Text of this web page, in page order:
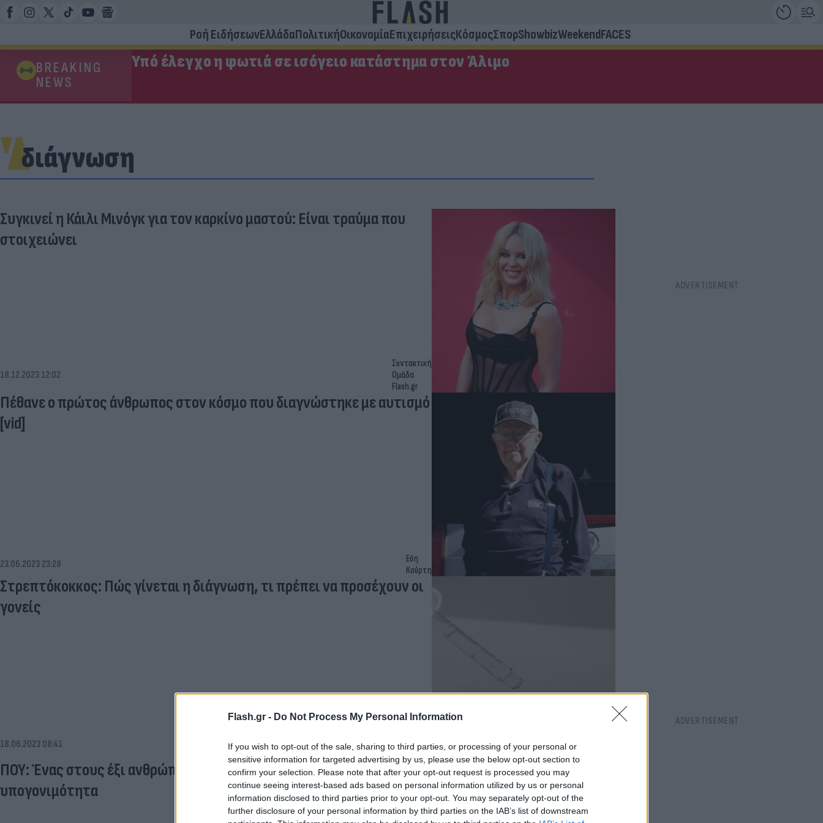
Flash.gr - Do Not Process My Personal Information
If you wish to opt-out of the sale, sharing to third parties, or processing of your personal or
sensitive information for targeted advertising by us, please use the below opt-out section to
confirm your selection. Please note that after your opt-out request is processed you may
continue seeing interest-based ads based on personal information utilized by us or personal
information disclosed to third parties prior to your opt-out. You may separately opt-out of the
further disclosure of your personal information by third parties on the IAB’s list of downstream
Ροή ΕιδήσεωνΕλλάδαΠολιτικήΟικονομίαΕπιχειρήσειςΚόσμοςΣπορShowbizWeekendFACES
BREAKING
NEWS
Υπό έλεγχο η φωτιά σε ισόγειο κατάστημα στον Άλιμο
διάγνωση
Συγκινεί η Κάιλι Μινόγκ για τον καρκίνο μαστού: Είναι τραύμα που
στοιχειώνει
18.12.2023 12:02
Συντακτική
Ομάδα
Flash.gr
Πέθανε ο πρώτος άνθρωπος στον κόσμο που διαγνώστηκε με αυτισμό
[vid]
23.06.2023 23:28
Εύη
Κούρτη
Στρεπτόκοκκος: Πώς γίνεται η διάγνωση, τι πρέπει να προσέχουν οι
γονείς
18.06.2023 08:41
Κομνηνού
ΠΟΥ: Ένας στους έξι ανθρώπους παγκοσμίως εμφανίζει
υπογονιμότητα